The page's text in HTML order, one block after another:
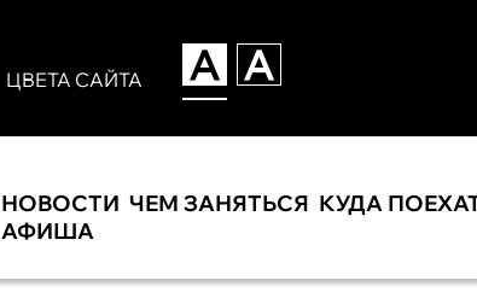
ЦВЕТА САЙТА
НОВОСТИ ЧЕМ ЗАНЯТЬСЯ КУДА
АФИША